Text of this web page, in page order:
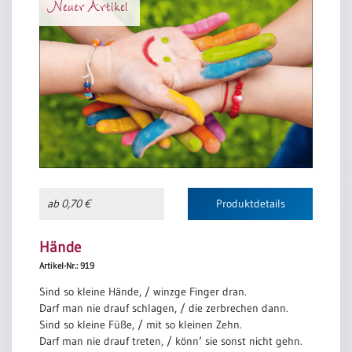
Neuer Artikel
ab 0,70 € Produktdetails
Hände
Artikel-Nr.: 919
Sind so kleine Hände, / winzge Finger dran.
Darf man nie drauf schlagen, / die zerbrechen dann.
Sind so kleine Füße, / mit so kleinen Zehn.
Darf man nie drauf treten, / könn‘ sie sonst nicht gehn.